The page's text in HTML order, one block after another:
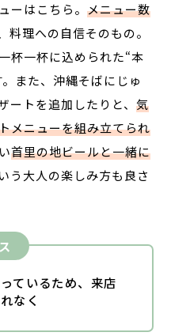
ーはこちら。メニュー数
料理への自信そのもの。
杯一杯に込められた“本
また、沖縄そばにじゅ
ートを追加したりと、気
メニューを組み立てられ
首里の地ビールと一緒に
う大人の楽しみ方も良さ
ているため、来店
なく